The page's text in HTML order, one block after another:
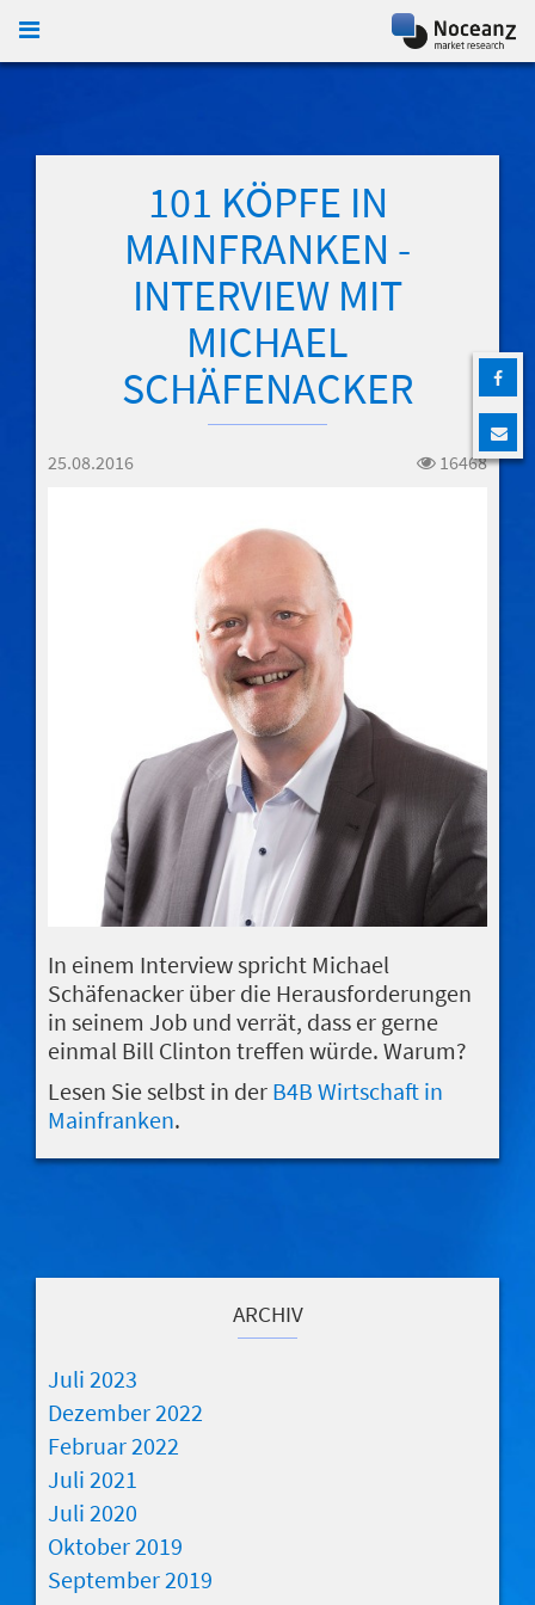
101 KÖPFE IN
MAINFRANKEN -
INTERVIEW MIT
MICHAEL
SCHÄFENACKER
25.08.2016 16468
In einem Interview spricht Michael
Schäfenacker über die Herausforderungen
in seinem Job und verrät, dass er gerne
einmal Bill Clinton treffen würde. Warum?
Lesen Sie selbst in der B4B Wirtschaft in
Mainfranken.
ARCHIV
Juli 2023
Dezember 2022
Februar 2022
Juli 2021
Juli 2020
Oktober 2019
September 2019